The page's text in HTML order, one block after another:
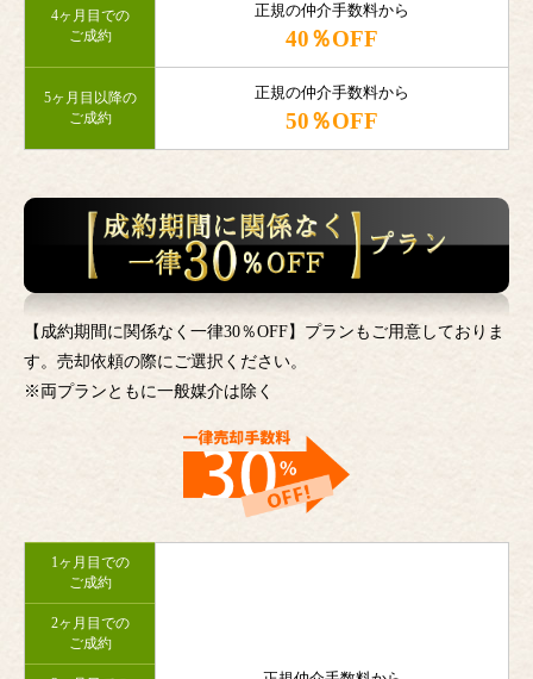
4ヶ月目での
ご成約
正規の仲介手数料から
40％OFF
5ヶ月目以降の
ご成約
正規の仲介手数料から
50％OFF
【成約期間に関係なく一律30％OFF】プランもご用意しておりま
す。売却依頼の際にご選択ください。
※両プランともに一般媒介は除く
1ヶ月目での
ご成約
2ヶ月目での
ご成約